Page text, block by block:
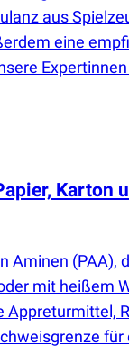
aus
eine
Karton
Aminen (PAA),
mit heißem